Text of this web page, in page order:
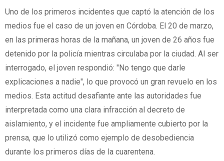
Uno de los primeros incidentes que captó la atención de los
medios fue el caso de un joven en Córdoba. El 20 de marzo,
en las primeras horas de la mañana, un joven de 26 años fue
detenido por la policía mientras circulaba por la ciudad. Al ser
interrogado, el joven respondió: "No tengo que darle
explicaciones a nadie", lo que provocó un gran revuelo en los
medios. Esta actitud desafiante ante las autoridades fue
interpretada como una clara infracción al decreto de
aislamiento, y el incidente fue ampliamente cubierto por la
prensa, que lo utilizó como ejemplo de desobediencia
durante los primeros días de la cuarentena.